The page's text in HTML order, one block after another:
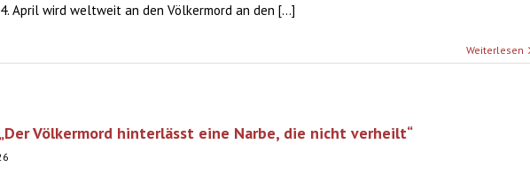
April wird weltweit an den Völkermord an den [...]
Weiterlesen
Völkermord hinterlässt eine Narbe, die nicht verheilt“